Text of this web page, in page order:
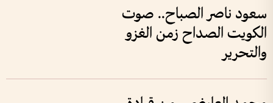
سعود ناصر الصباح.. صوت
الكويت الصداح زمن الغزو
والتحرير